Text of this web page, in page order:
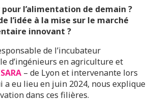
l’alimentation de demain ?
l’idée à la mise sur le marché
innovant ?
de l’incubateur
d’ingénieurs en agriculture et
– de Lyon et intervenante lors
a eu lieu en juin 2024, nous explique
dans ces filières.